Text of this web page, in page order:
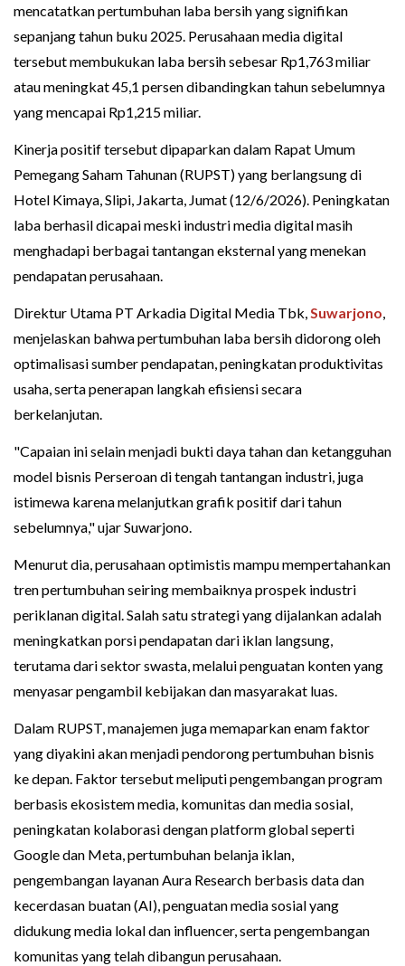
mencatatkan pertumbuhan laba bersih yang signifikan
sepanjang tahun buku 2025. Perusahaan media digital
tersebut membukukan laba bersih sebesar Rp1,763 miliar
atau meningkat 45,1 persen dibandingkan tahun sebelumnya
yang mencapai Rp1,215 miliar.
Kinerja positif tersebut dipaparkan dalam Rapat Umum
Pemegang Saham Tahunan (RUPST) yang berlangsung di
Hotel Kimaya, Slipi, Jakarta, Jumat (12/6/2026). Peningkatan
laba berhasil dicapai meski industri media digital masih
menghadapi berbagai tantangan eksternal yang menekan
pendapatan perusahaan.
Direktur Utama PT Arkadia Digital Media Tbk,Suwarjono,
menjelaskan bahwa pertumbuhan laba bersih didorong oleh
optimalisasi sumber pendapatan, peningkatan produktivitas
usaha, serta penerapan langkah efisiensi secara
berkelanjutan.
"Capaian ini selain menjadi bukti daya tahan dan ketangguhan
model bisnis Perseroan di tengah tantangan industri, juga
istimewa karena melanjutkan grafik positif dari tahun
sebelumnya," ujar Suwarjono.
Menurut dia, perusahaan optimistis mampu mempertahankan
tren pertumbuhan seiring membaiknya prospek industri
periklanan digital. Salah satu strategi yang dijalankan adalah
meningkatkan porsi pendapatan dari iklan langsung,
terutama dari sektor swasta, melalui penguatan konten yang
menyasar pengambil kebijakan dan masyarakat luas.
Dalam RUPST, manajemen juga memaparkan enam faktor
yang diyakini akan menjadi pendorong pertumbuhan bisnis
ke depan. Faktor tersebut meliputi pengembangan program
berbasis ekosistem media, komunitas dan media sosial,
peningkatan kolaborasi dengan platform global seperti
Google dan Meta, pertumbuhan belanja iklan,
pengembangan layanan Aura Research berbasis data dan
kecerdasan buatan (AI), penguatan media sosial yang
didukung media lokal dan influencer, serta pengembangan
komunitas yang telah dibangun perusahaan.